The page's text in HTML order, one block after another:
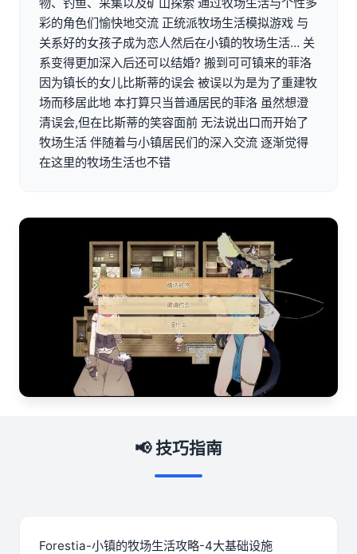
彩的角色们愉快地交流 正统派牧场生活模拟游戏 与
关系好的女孩子成为恋人然后在小镇的牧场生活… 关
系变得更加深入后还可以结婚? 搬到可可镇来的菲洛
因为镇长的女儿比斯蒂的误会 被误以为是为了重建牧
场而移居此地 本打算只当普通居民的菲洛 虽然想澄
清误会,但在比斯蒂的笑容面前 无法说出口而开始了
牧场生活 伴随着与小镇居民们的深入交流 逐渐觉得
在这里的牧场生活也不错
📢 技巧指南
Forestia-小镇的牧场生活攻略-4大基础设施